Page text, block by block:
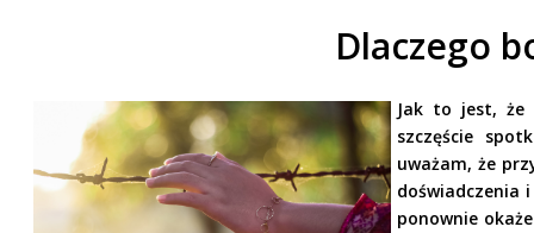
Dlaczego
Jak to jest, że
szczęście
uważam, że
doświadczenia
ponownie